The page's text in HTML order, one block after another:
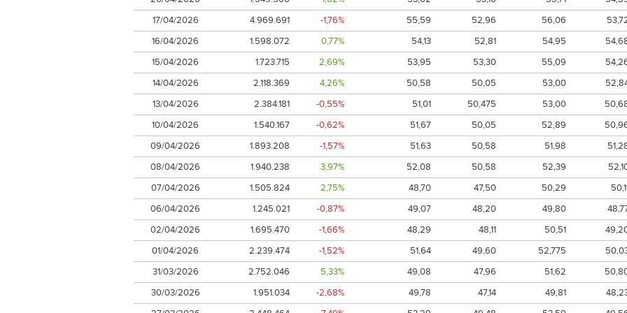
17/04/2026
4.969.691 -1,76% 55,59 52,96 56,06
16/04/2026
1.598.072 0,77% 54,13 52,81 54,95
15/04/2026
1.723.715 2,69% 53,95 53,30 55,09
14/04/2026
2.118.369 4,26% 50,58 50,05 53,00
13/04/2026
2.384.181 -0,55% 51,01 50,475 53,00
10/04/2026
1.540.167 -0,62% 51,67 50,05 52,89
09/04/2026
1.893.208 -1,57% 51,63 50,58 51,98
08/04/2026
1.940.238 3,97% 52,08 50,58 52,39
07/04/2026
1.505.824 2,75% 48,70 47,50 50,29
06/04/2026
1.245.021 -0,87% 49,07 48,20 49,80
02/04/2026
1.695.470 -1,66% 48,29 48,11 50,51
01/04/2026
2.239.474 -1,52% 51,64 49,60 52,775
31/03/2026
2.752.046 5,33% 49,08 47,96 51,62
30/03/2026
1.951.034 -2,68% 49,78 47,14 49,81